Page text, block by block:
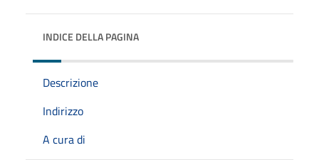
INDICE DELLA PAGINA
Descrizione
Indirizzo
A cura di